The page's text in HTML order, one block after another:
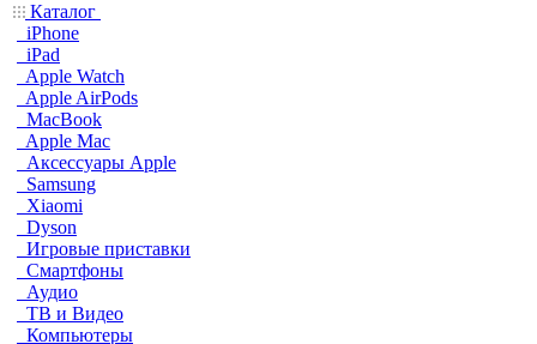
Каталог
iPhone
iPad
Apple Watch
Apple AirPods
MacBook
Apple Mac
Аксессуары Apple
Samsung
Xiaomi
Dyson
Игровые приставки
Смартфоны
Аудио
ТВ и Видео
Компьютеры